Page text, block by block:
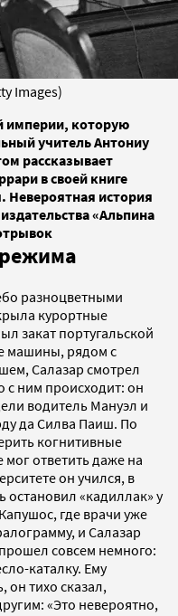
Images)
империи, которую
учитель Антониу
рассказывает
в своей книге
история
«Альпина
разноцветными
курортные
закат португальской
машины, рядом с
Салазар смотрел
с ним происходит: он
водитель Мануэл и
да Силва Паиш. По
когнитивные
мог ответить даже на
он учился, в
остановил «кадиллак» у
где врачи уже
и Салазар
совсем немного:
каталку. Ему
он тихо сказал,
«Это невероятно,